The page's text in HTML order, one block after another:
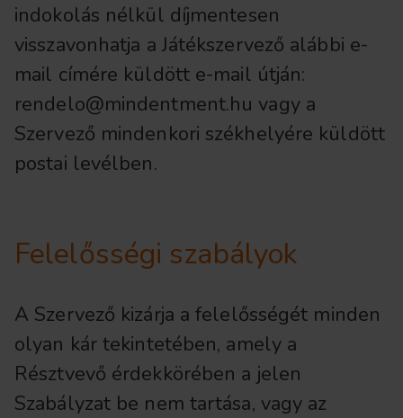
indokolás nélkül díjmentesen
visszavonhatja a Játékszervező alábbi e-
mail címére küldött e-mail útján:
rendelo@mindentment.hu vagy a
Szervező mindenkori székhelyére küldött
postai levélben.
Felelősségi szabályok
A Szervező kizárja a felelősségét minden
olyan kár tekintetében, amely a
Résztvevő érdekkörében a jelen
Szabályzat be nem tartása, vagy az